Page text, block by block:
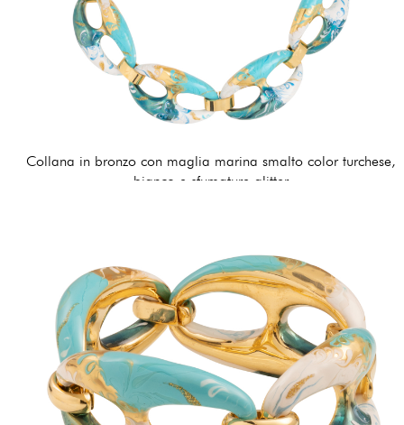
Collana in bronzo con maglia marina smalto color turchese,
bianco e sfumature glitter